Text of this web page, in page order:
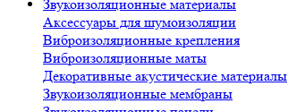
Звукоизоляционные материалы
Аксессуары для шумоизоляции
Виброизоляционные крепления
Виброизоляционные маты
Декоративные акустические материалы
Звукоизоляционные мембраны